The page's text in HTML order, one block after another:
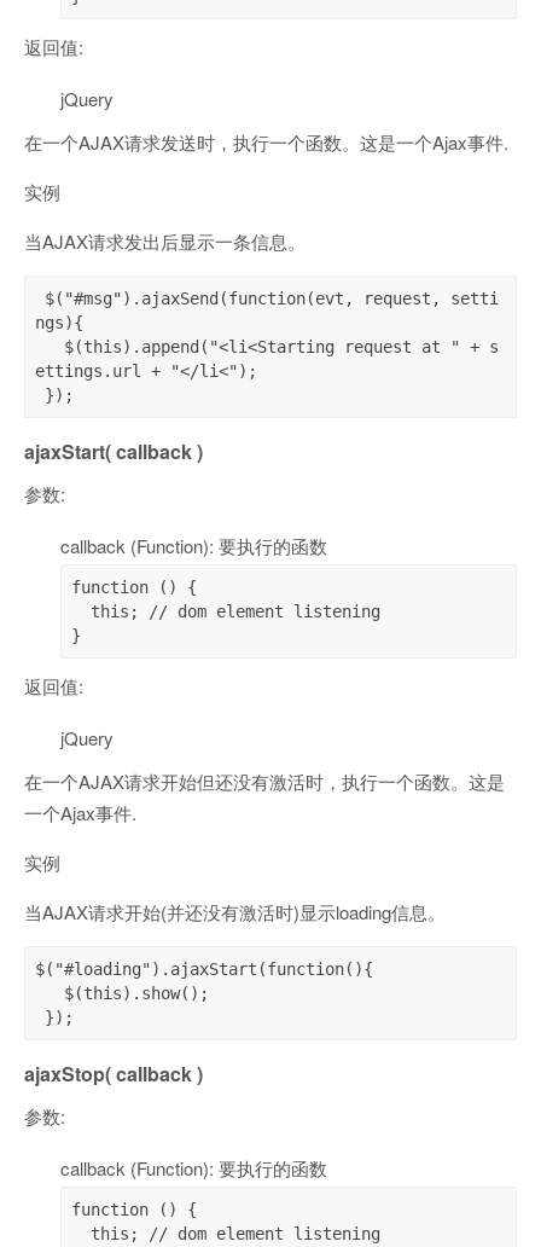
返回值:
jQuery
在一个AJAX请求发送时，执行一个函数。这是一个Ajax事件.
实例
当AJAX请求发出后显示一条信息。
ngs){
ettings.url + "</li<");
});
ajaxStart( callback )
参数:
callback (Function): 要执行的函数
function () {
}
返回值:
jQuery
在一个AJAX请求开始但还没有激活时，执行一个函数。这是
一个Ajax事件.
实例
当AJAX请求开始(并还没有激活时)显示loading信息。
$("#loading").ajaxStart(function(){
});
ajaxStop( callback )
参数:
callback (Function): 要执行的函数
function () {